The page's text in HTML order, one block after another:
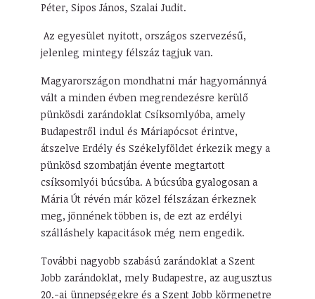
Péter, Sipos János, Szalai Judit.
Az egyesület nyitott, országos szervezésű,
jelenleg mintegy félszáz tagjuk van.
Magyarországon mondhatni már hagyománnyá
vált a minden évben megrendezésre kerülő
pünkösdi zarándoklat Csíksomlyóba, amely
Budapestről indul és Máriapócsot érintve,
átszelve Erdély és Székelyföldet érkezik megy a
pünkösd szombatján évente megtartott
csíksomlyói búcsúba. A búcsúba gyalogosan a
Mária Út révén már közel félszázan érkeznek
meg, jönnének többen is, de ezt az erdélyi
szálláshely kapacitások még nem engedik.
További nagyobb szabású zarándoklat a Szent
Jobb zarándoklat, mely Budapestre, az augusztus
20.-ai ünnepségekre és a Szent Jobb körmenetre